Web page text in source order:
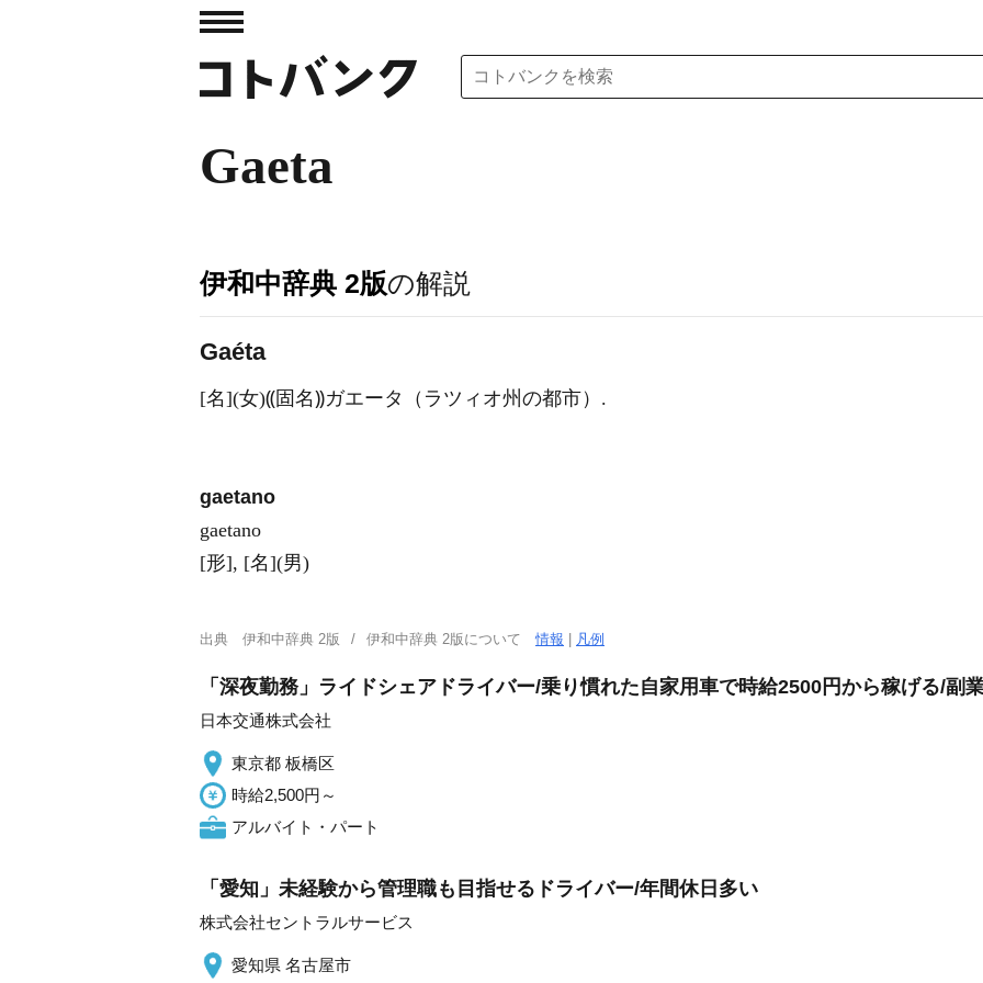
Gaeta
伊和中辞典 2版の解説
Gaéta
[名](女)⸨固名⸩ガエータ（ラツィオ州の都市）.
gaetano
gaetano
[形], [名](男)
出典 伊和中辞典 2版 伊和中辞典 2版について情報 凡例
「深夜勤務」ライドシェアドライバー/乗り慣れた自家用車で時給2500円から稼げる/副
日本交通株式会社
東京都 板橋区
時給2,500円～
アルバイト・パート
「愛知」未経験から管理職も目指せるドライバー/年間休日多い
株式会社セントラルサービス
愛知県 名古屋市